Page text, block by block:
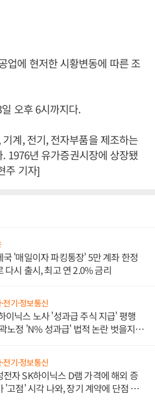
업에 현저한 시황변동에 따른 조
오후 6시까지다.
계, 전기, 전자부품을 제조하는
1976년 유가증권시장에 상장됐
주 기자]
국 '매일이자 파킹통장' 5만 계좌 한정
다시 출시, 최고 연 2.0% 금리
전기·정보통신
이닉스 노사 '성과급 주식 지급' 평행
노정 'N% 성과급' 법적 논란 벗을지 주
전기·정보통신
전자 SK하이닉스 D램 가격에 해외 증
'고점' 시각 나와, 장기 계약에 단점 부